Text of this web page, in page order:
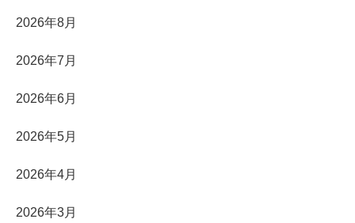
2026年8月
2026年7月
2026年6月
2026年5月
2026年4月
2026年3月